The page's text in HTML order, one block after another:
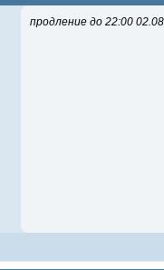
продление до 22:00